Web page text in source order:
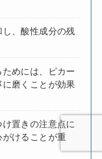
、酸性成分の残
めには、ピカー
磨くことが効果
置きの注意点に
けることが重